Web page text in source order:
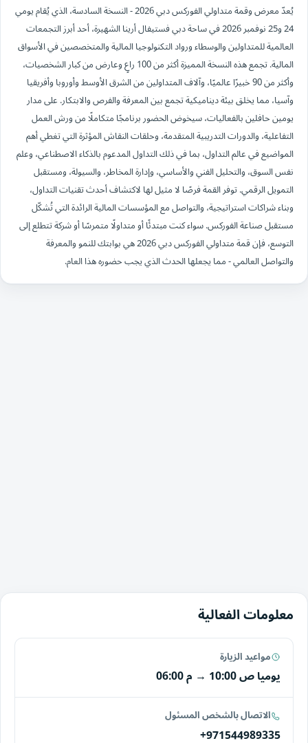
يُعدّ معرض وقمة متداولي الفوركس دبي 2026 - النسخة السادسة، الذي يُقام يومي
24 و25 نوفمبر 2026 في ساحة دبي فستيفال أرينا الشهيرة، أحد أبرز التجمعات
العالمية للمتداولين والوسطاء ورواد التكنولوجيا المالية والمتخصصين في الأسواق
المالية. تجمع هذه النسخة المميزة أكثر من 100 راعٍ وعارض من كبار الشخصيات،
وأكثر من 90 خبيرًا عالميًا، وآلاف المتداولين من الشرق الأوسط وأوروبا وأفريقيا
وآسيا، مما يخلق بيئة ديناميكية تجمع بين المعرفة والفرص والابتكار. على مدار
يومين حافلين بالفعاليات، سيخوض الحضور برنامجًا متكاملًا من ورش العمل
التفاعلية، والدورات التدريبية المتقدمة، وحلقات النقاش المؤثرة التي تغطي أهم
المواضيع في عالم التداول، بما في ذلك التداول المدعوم بالذكاء الاصطناعي، وعلم
نفس السوق، والتحليل الفني والأساسي، وإدارة المخاطر، والسيولة، ومستقبل
التمويل الرقمي. توفر القمة فرصًا لا مثيل لها لاكتشاف أحدث تقنيات التداول،
وبناء شراكات استراتيجية، والتواصل مع المؤسسات المالية الرائدة التي تُشكّل
مستقبل صناعة الفوركس. سواء كنت مبتدئًا أو متداولًا متمرسًا أو شركة تتطلع إلى
التوسع، فإن قمة متداولي الفوركس دبي 2026 هي بوابتك للنمو والمعرفة
والتواصل العالمي - مما يجعلها الحدث الذي يجب حضوره هذا العام.
معلومات الفعالية
مواعيد الزيارة
يوميا10:00 ص → 06:00 م
الاتصال بالشخص المسئول
+971544989335